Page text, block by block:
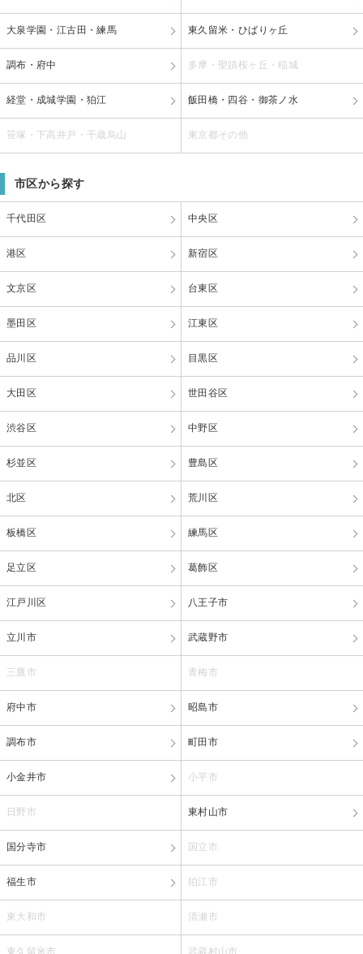
大泉学園・江古田・練馬 東久留米・ひばりヶ丘
調布・府中 多摩・聖蹟桜ヶ丘・稲城
経堂・成城学園・狛江 飯田橋・四谷・御茶ノ水
笹塚・下高井戸・千歳烏山 東京都その他
市区から探す
千代田区 中央区
港区 新宿区
文京区 台東区
墨田区 江東区
品川区 目黒区
大田区 世田谷区
渋谷区 中野区
杉並区 豊島区
北区 荒川区
板橋区 練馬区
足立区 葛飾区
江戸川区 八王子市
立川市 武蔵野市
三鷹市 青梅市
府中市 昭島市
調布市 町田市
小金井市 小平市
日野市 東村山市
国分寺市 国立市
福生市 狛江市
東大和市 清瀬市
東久留米市 武蔵村山市